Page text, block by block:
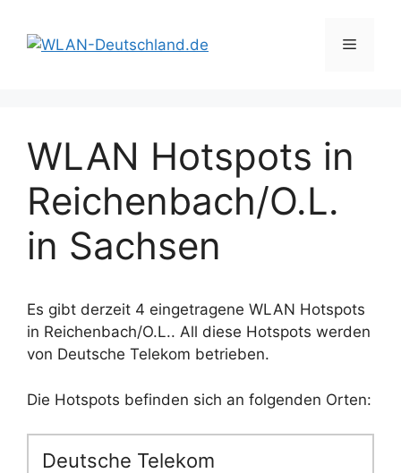
Inhalt
springen
Menü
WLAN Hotspots in
Reichenbach/O.L.
in Sachsen
Es gibt derzeit 4 eingetragene WLAN Hotspots
in Reichenbach/O.L.. All diese Hotspots werden
von Deutsche Telekom betrieben.
Die Hotspots befinden sich an folgenden Orten:
Deutsche Telekom